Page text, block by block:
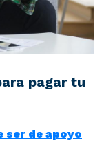
pagar tu
ser de apoyo